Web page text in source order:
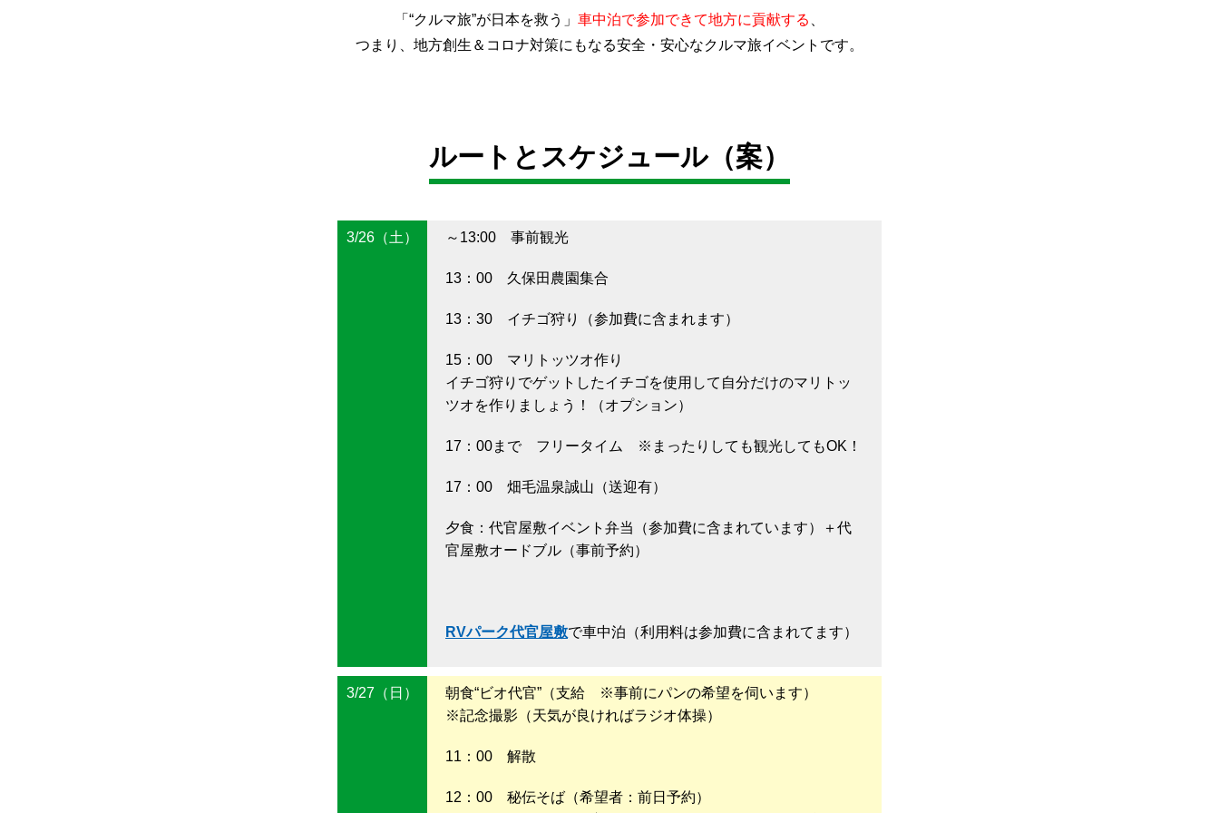
「“クルマ旅”が日本を救う」 車中泊で参加できて地方に貢献する
つまり、地方創生＆コロナ対策にもなる安全・安心なクルマ旅イベントです。
ルートとスケジュール（案）
3/26（土） ～13:00 事前観光
13：00 久保田農園集合
13：30 イチゴ狩り（参加費に含まれます）
15：00 マリトッツオ作り
イチゴ狩りでゲットしたイチゴを使用して自分だけのマリトッ
ツオを作りましょう！（オプション）
17：00まで フリータイム ※まったりしても観光してもOK！
17：00 畑毛温泉誠山（送迎有）
夕食：代官屋敷イベント弁当（参加費に含まれています）＋代
官屋敷オードブル（事前予約）
RVパーク代官屋敷で車中泊（利用料は参加費に含まれてます）
3/27（日）
朝食“ビオ代官”（支給 ※事前にパンの希望を伺います）
※記念撮影（天気が良ければラジオ体操）
11：00 解散
12：00 秘伝そば（希望者：前日予約）